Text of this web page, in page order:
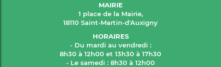
MAIRIE
1 place de la Mairie,
18110 Saint-Martin-d'Auxigny
HORAIRES
- Du mardi au vendredi :
8h30 à 12h00 et 13h30 à 17h30
- Le samedi : 8h30 à 12h00